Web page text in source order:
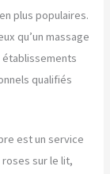
plus populaires.
qu’un massage
qualifiés
est un service
sur le lit,